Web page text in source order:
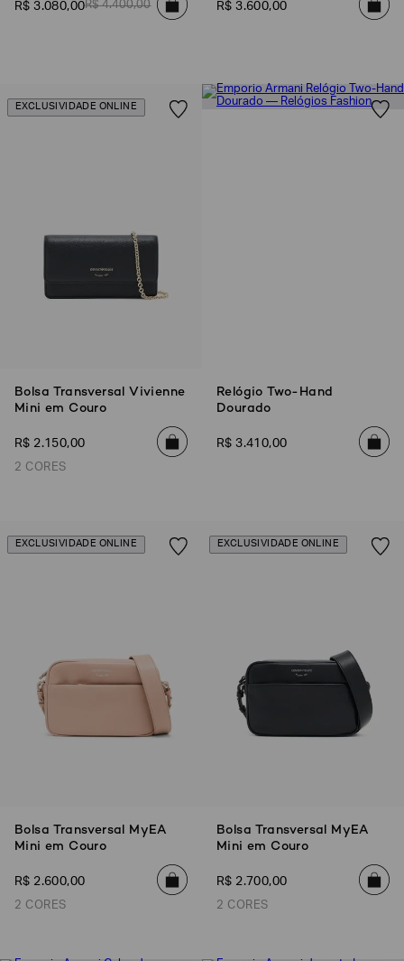
R$ 3.080,00R$ 4.400,00 R$ 3.600,00
EXCLUSIVIDADE ONLINE
Bolsa Transversal Vivienne
Mini em Couro
R$ 2.150,00
2 CORES
Relógio Two-Hand
Dourado
R$ 3.410,00
EXCLUSIVIDADE ONLINE
Bolsa Transversal MyEA
Mini em Couro
R$ 2.600,00
2 CORES
EXCLUSIVIDADE ONLINE
Bolsa Transversal MyEA
Mini em Couro
R$ 2.700,00
2 CORES